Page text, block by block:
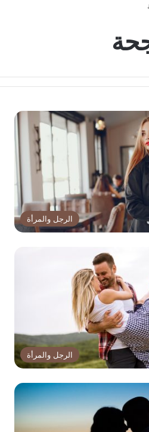
الرجل والمرأة
الرجل والمرأة